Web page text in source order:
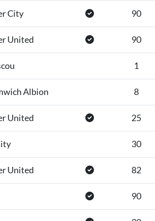
City 90
United 90
1
Albion 8
United 25
30
United 82
90